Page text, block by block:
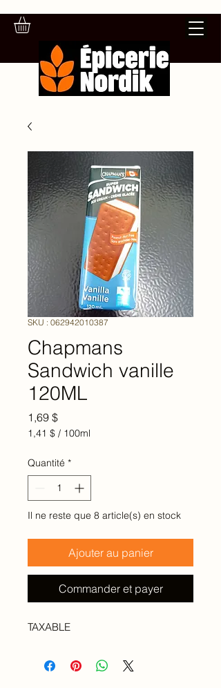
SKU : 062942010387
Chapmans
Sandwich vanille
120ML
1,69 $Prix
1,41 $ / 100ml
pour
100
Millilitres
Quantité *
Il ne reste que 8 article(s) en stock
Ajouter au panier
Commander et payer
TAXABLE